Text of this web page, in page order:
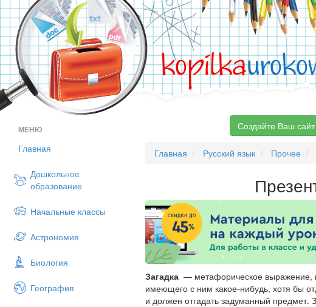
kopilka
МЕНЮ
Главная
Дошкольное
образование
Начальные классы
Астрономия
Биология
География
Создайте Ваш сайт
Главная Русский язык Прочее
Загадка — метафорическое выражение,
имеющего с ним какое-нибудь, хотя бы
и должен отгадать задуманный предмет.